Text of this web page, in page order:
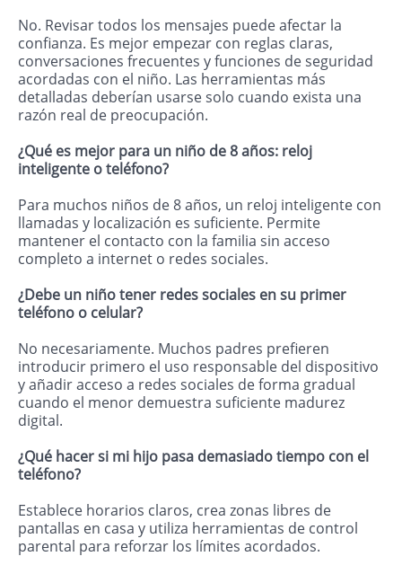
No. Revisar todos los mensajes puede afectar la
confianza. Es mejor empezar con reglas claras,
conversaciones frecuentes y funciones de seguridad
acordadas con el niño. Las herramientas más
detalladas deberían usarse solo cuando exista una
razón real de preocupación.
¿Qué es mejor para un niño de 8 años: reloj
inteligente o teléfono?
Para muchos niños de 8 años, un reloj inteligente con
llamadas y localización es suficiente. Permite
mantener el contacto con la familia sin acceso
completo a internet o redes sociales.
¿Debe un niño tener redes sociales en su primer
teléfono o celular?
No necesariamente. Muchos padres prefieren
introducir primero el uso responsable del dispositivo
y añadir acceso a redes sociales de forma gradual
cuando el menor demuestra suficiente madurez
digital.
¿Qué hacer si mi hijo pasa demasiado tiempo con el
teléfono?
Establece horarios claros, crea zonas libres de
pantallas en casa y utiliza herramientas de control
parental para reforzar los límites acordados.